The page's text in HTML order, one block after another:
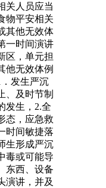
关人员应当
物平安相关
其他无效体
一时间演讲
区，单元担
他无效体例
发生严沉
、及时节制
发生，2.全
态，应急救
时间敏捷落
生形成严沉
毒或可能导
东西、设备
演讲，并及